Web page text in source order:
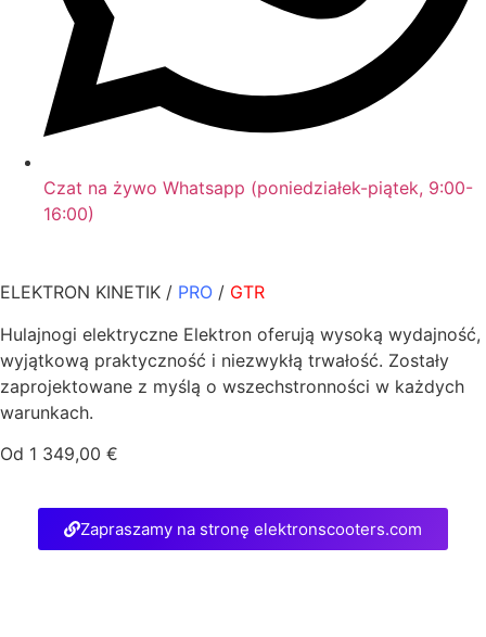
Czat na żywo Whatsapp (poniedziałek-piątek, 9:00-
16:00)
ELEKTRON KINETIK / PRO / GTR
Hulajnogi elektryczne Elektron oferują wysoką wydajność,
wyjątkową praktyczność i niezwykłą trwałość. Zostały
zaprojektowane z myślą o wszechstronności w każdych
warunkach.
Od 1 349,00 €
Zapraszamy na stronę elektronscooters.com